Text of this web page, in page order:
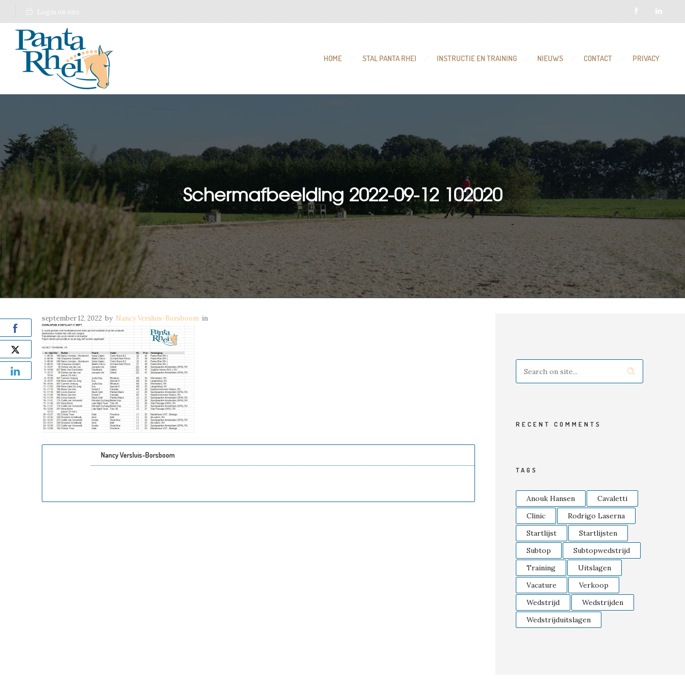
Login on site
HOME STAL PANTA RHEI INSTRUCTIE EN TRAINING NIEUWS CONTACT PRIVACY
Schermafbeelding 2022-09-12 102020
september 12, 2022 by Nancy Versluis-Borsboom in
Nancy Versluis-Borsboom
RECENT COMMENTS
TAGS
Anouk Hansen
Cavaletti
Clinic
Rodrigo Laserna
Startlijst
Startlijsten
Subtop
Subtopwedstrijd
Training
Uitslagen
Vacature
Verkoop
Wedstrijd
Wedstrijden
Wedstrijduitslagen